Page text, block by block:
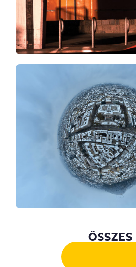
ÖSSZES